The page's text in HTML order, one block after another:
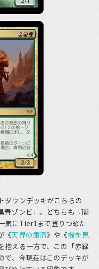
ダウンデッキがこちらの
青ゾンビ」。どちらも『闇
気にTier1まで登りつめた
《天界の粛清》や《機を見
抱える一方で、この「赤緑
で、今現在はこのデッキが